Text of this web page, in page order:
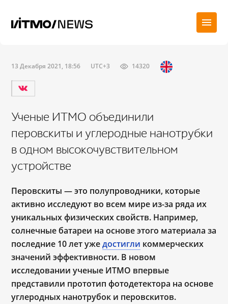
13 Декабря 2021, 18:56 UTC+3 14320
Ученые ИТМО объединили
перовскиты и углеродные нанотрубки
в одном высокочувствительном
устройстве
Перовскиты — это полупроводники, которые
активно исследуют во всем мире из-за ряда их
уникальных физических свойств. Например,
солнечные батареи на основе этого материала за
последние 10 лет ужедостигли коммерческих
значений эффективности. В новом
исследовании ученые ИТМО впервые
представили прототип фотодетектора на основе
углеродных нанотрубок и перовскитов.